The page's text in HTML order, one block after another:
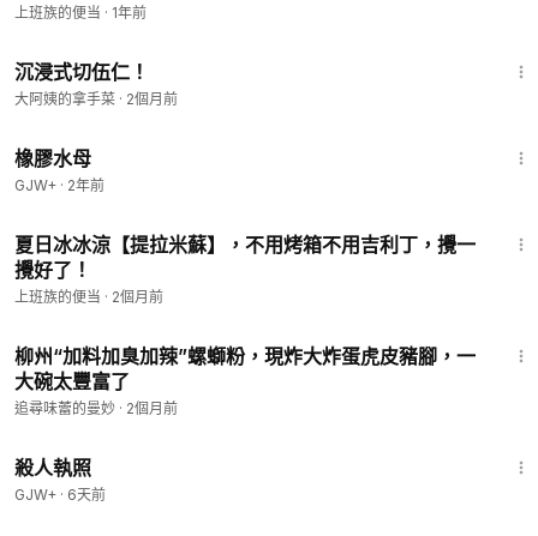
上班族的便当 · 1年前
沉浸式切伍仁！
大阿姨的拿手菜 · 2個月前
橡膠水母
GJW+ · 2年前
夏日冰冰涼【提拉米蘇】，不用烤箱不用吉利丁，攪一
攪好了！
上班族的便当 · 2個月前
柳州“加料加臭加辣”螺螄粉，現炸大炸蛋虎皮豬腳，一
大碗太豐富了
追尋味蕾的曼妙 · 2個月前
殺人執照
GJW+ · 6天前